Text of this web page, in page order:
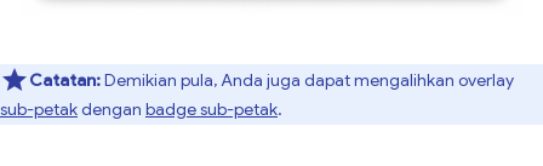
Catatan:Demikian pula, Anda juga dapat mengalihkan overlay
sub-petakdengan badge sub-petak.